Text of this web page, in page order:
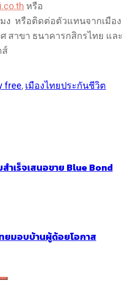
หรือ
ง หรือติดต่อตัวแทนจากเมือง
สาขา ธนาคารกสิกรไทย และ
ส์
free, เมืองไทยประกันชีวิต
ำเร็จเสนอขาย Blue Bond
ยมอบบ้านผู้ด้อยโอกาส